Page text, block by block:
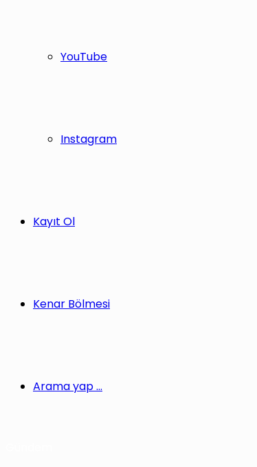
YouTube
Instagram
Kayıt Ol
Kenar Bölmesi
Arama yap ...